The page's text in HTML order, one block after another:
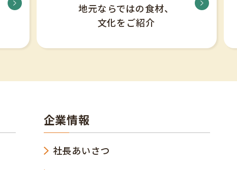
地元ならではの食材、
文化をご紹介
企業情報
社長あいさつ